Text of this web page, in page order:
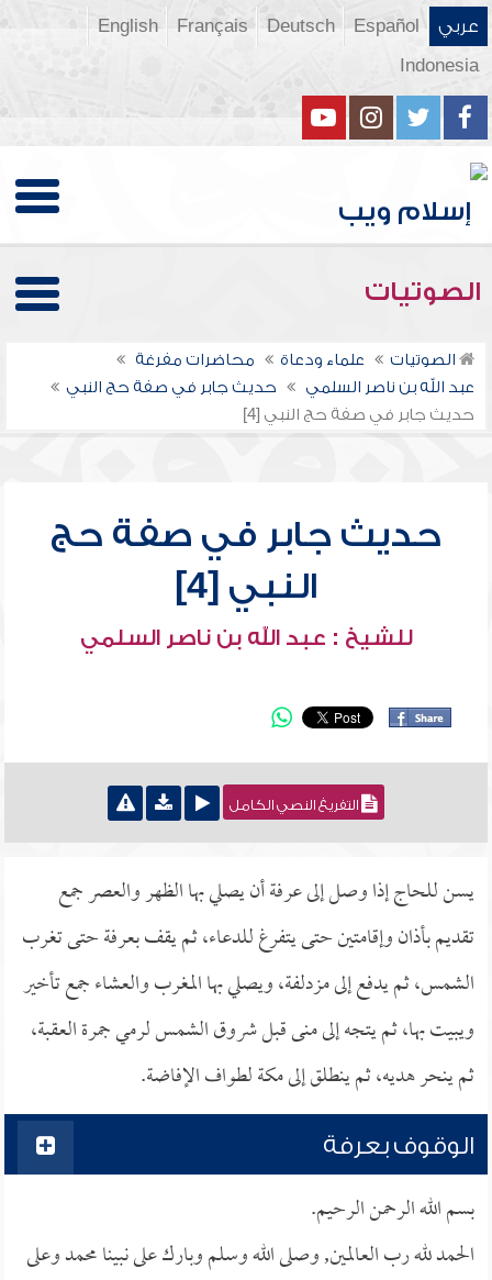
عربي Español
Deutsch
Français
English
Indonesia
الصوتيات
الصوتيات علماء ودعاة
محاضرات مفرغة
عبد الله بن ناصر السلمي
حديث جابر في صفة حج النبي
حديث جابر في صفة حج النبي [4]
حديث جابر في صفة حج
النبي [4]
للشيخ : عبد الله بن ناصر السلمي
التفريغ النصي الكامل
يسن للحاج إذا وصل إلى عرفة أن يصلي بها الظهر والعصر جمع
تقديم بأذان وإقامتين حتى يتفرغ للدعاء، ثم يقف بعرفة حتى تغرب
الشمس، ثم يدفع إلى مزدلفة، ويصلي بها المغرب والعشاء جمع تأخير
ويبيت بها، ثم يتجه إلى منى قبل شروق الشمس لرمي جمرة العقبة،
ثم ينحر هديه، ثم ينطلق إلى مكة لطواف الإفاضة.
الوقوف بعرفة
بسم الله الرحمن الرحيم.
الحمد لله رب العالمين, وصلى الله وسلم وبارك على نبينا محمد وعلى